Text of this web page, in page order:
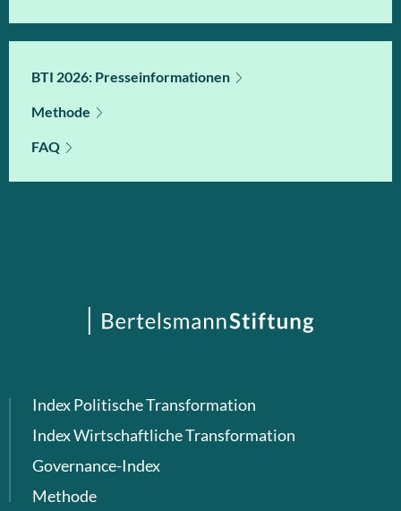
BTI 2026: Presseinformationen
Methode
FAQ
Index Politische Transformation
Index Wirtschaftliche Transformation
Governance-Index
Methode